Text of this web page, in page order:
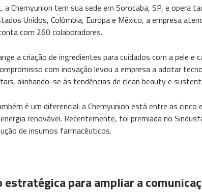
a Chemyunion tem sua sede em Sorocaba, SP, e opera
Unidos, Colômbia, Europa e México, a empresa
com 260 colaboradores.
a criação de ingredientes para cuidados com a pele e
com inovação levou a empresa a adotar
alinhando-se às tendências de clean beauty e
é um diferencial: a Chemyunion está entre as cinco
renovável. Recentemente, foi premiada no
de insumos farmacêuticos.
estratégica para ampliar a